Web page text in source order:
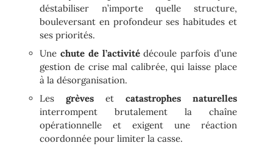
déstabiliser n’importe quelle structure,
bouleversant en profondeur ses habitudes et
ses priorités.
Unechute de l’activitédécoule parfois d’une
gestion de crise mal calibrée, qui laisse place
à la désorganisation.
Lesgrèves et catastrophes naturelles
interrompent brutalement la chaîne
opérationnelle et exigent une réaction
coordonnée pour limiter la casse.